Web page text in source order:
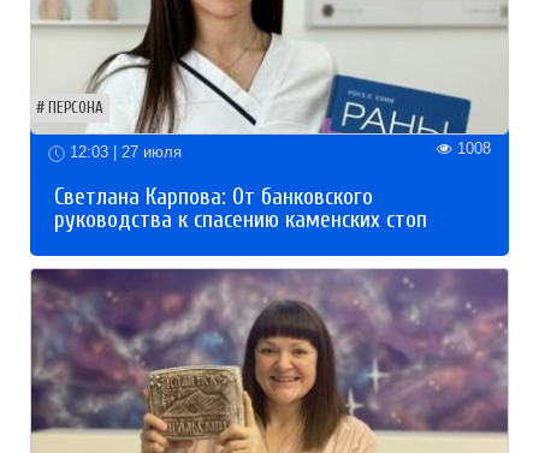
ПЕРСОНА
12:03 | 27 июля 1008
Светлана Карпова: От банковского
руководства к спасению каменских стоп